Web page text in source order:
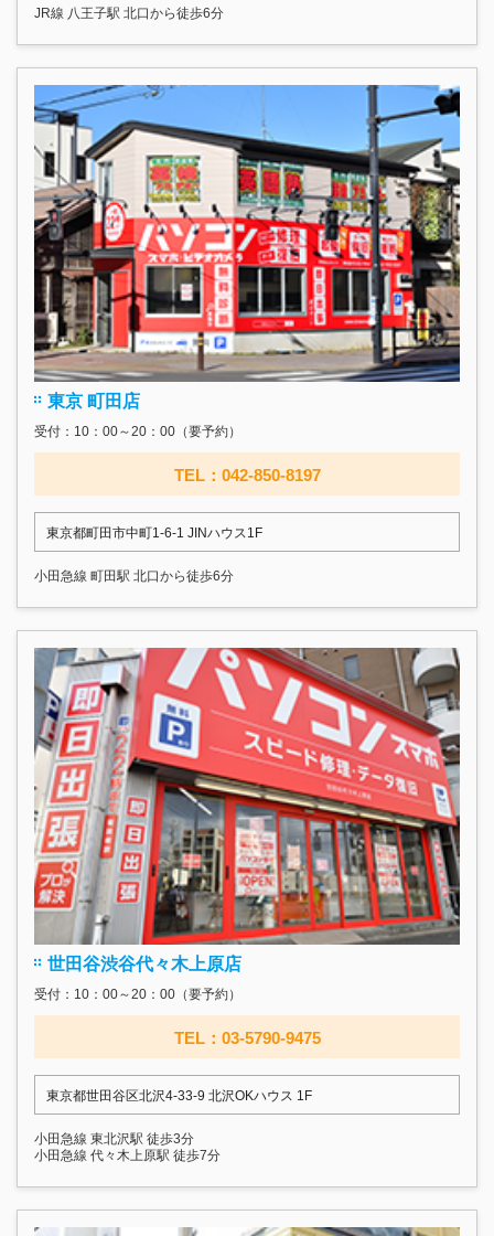
JR線 八王子駅 北口から徒歩6分
東京 町田店
受付：10：00～20：00（要予約）
TEL：042-850-8197
東京都町田市中町1-6-1 JINハウス1F
小田急線 町田駅 北口から徒歩6分
世田谷渋谷代々木上原店
受付：10：00～20：00（要予約）
TEL：03-5790-9475
東京都世田谷区北沢4-33-9 北沢OKハウス 1F
小田急線 東北沢駅 徒歩3分
小田急線 代々木上原駅 徒歩7分